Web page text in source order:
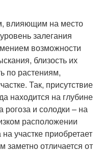
влияющим на место
залегания
возможности
близость их
по растениям,
Так, присутствие
находится на глубине
и солодки – на
расположении
участке приобретает
заметно отличается от